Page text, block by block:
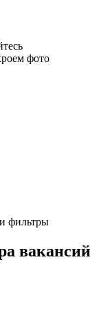
фото
фильтры
вакансий